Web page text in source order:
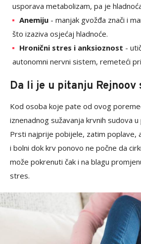
usporava metabolizam, pa je
Anemiju - manjak gvožđa znači i
što izaziva osjećaj hladnoće.
Hronični stres i anksioznost -
autonomni nervni sistem, remeteći
Da li je u pitanju Rejnoov
Kod osoba koje pate od ovog
iznenadnog sužavanja krvnih sudova
Prsti najprije pobijele, zatim poplave,
i bolni dok krv ponovo ne počne da
može pokrenuti čak i na blagu
stres.